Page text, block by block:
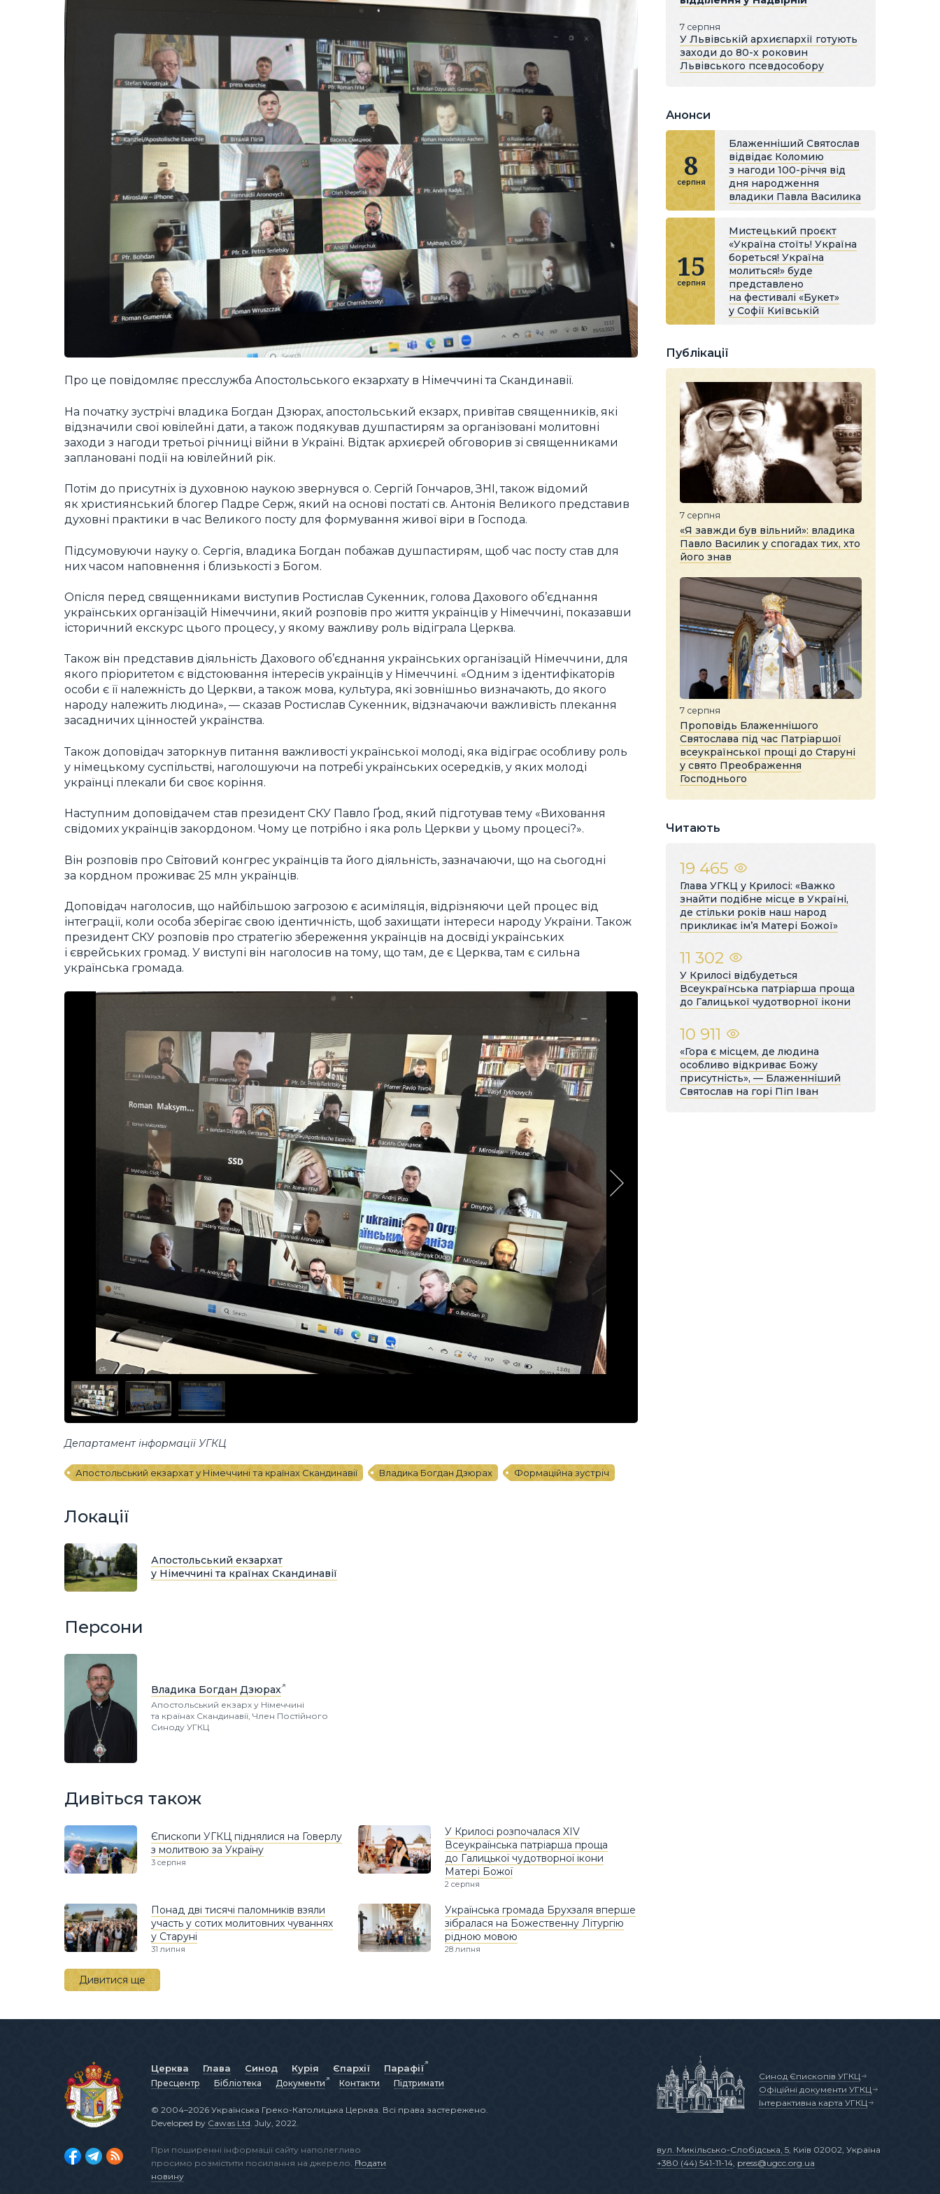
Про це повідомляє пресслужба Апостольського екзархату в Німеччині та Скандинавії.
На початку зустрічі владика Богдан Дзюрах, апостольський екзарх, привітав священників, які
відзначили свої ювілейні дати, а також подякував душпастирям за організовані молитовні
заходи з нагоди третьої річниці війни в Україні. Відтак архиєрей обговорив зі священниками
заплановані події на ювілейний рік.
Потім до присутніх із духовною наукою звернувся о. Сергій Гончаров, ЗНІ, також відомий
як християнський блогер Падре Серж, який на основі постаті св. Антонія Великого представив
духовні практики в час Великого посту для формування живої віри в Господа.
Підсумовуючи науку о. Сергія, владика Богдан побажав душпастирям, щоб час посту став для
них часом наповнення і близькості з Богом.
Опісля перед священниками виступив Ростислав Сукенник, голова Дахового об’єднання
українських організацій Німеччини, який розповів про життя українців у Німеччині, показавши
історичний екскурс цього процесу, у якому важливу роль відіграла Церква.
Також він представив діяльність Дахового об’єднання українських організацій Німеччини, для
якого пріоритетом є відстоювання інтересів українців у Німеччині. «Одним з ідентифікаторів
особи є її належність до Церкви, а також мова, культура, які зовнішньо визначають, до якого
народу належить людина», — сказав Ростислав Сукенник, відзначаючи важливість плекання
засадничих цінностей українства.
Також доповідач заторкнув питання важливості української молоді, яка відіграє особливу роль
у німецькому суспільстві, наголошуючи на потребі українських осередків, у яких молоді
українці плекали би своє коріння.
Наступним доповідачем став президент СКУ Павло Ґрод, який підготував тему «Виховання
свідомих українців закордоном. Чому це потрібно і яка роль Церкви у цьому процесі?».
Він розповів про Світовий конгрес українців та його діяльність, зазначаючи, що на сьогодні
за кордном проживає 25 млн українців.
Доповідач наголосив, що найбільшою загрозою є асиміляція, відрізняючи цей процес від
інтеграції, коли особа зберігає свою ідентичність, щоб захищати інтереси народу України. Також
президент СКУ розповів про стратегію збереження українців на досвіді українських
і єврейських громад. У виступі він наголосив на тому, що там, де є Церква, там є сильна
українська громада.
Департамент інформації УГКЦ
Апостольський екзархат у Німеччині та країнах Скандинавії Владика Богдан Дзюрах Формаційна зустріч
Локації
Апостольський екзархат
у Німеччині та країнах Скандинавії
Персони
Владика Богдан Дзюрах
Апостольський екзарх у Німеччині
та країнах Скандинавії, Член Постійного
Синоду УГКЦ
Дивіться також
Єпископи УГКЦ піднялися на Говерлу
з молитвою за Україну
3 серпня
У Крилосі розпочалася XIV
Всеукраїнська патріарша проща
до Галицької чудотворної ікони
Матері Божої
2 серпня
Понад дві тисячі паломників взяли
участь у сотих молитовних чуваннях
у Старуні
31 липня
Українська громада Брухзаля вперше
зібралася на Божественну Літургію
рідною мовою
28 липня
Дивитися ще
7 серпня
У Львівській архиєпархії готують
заходи до 80-х роковин
Львівського псевдособору
Анонси
8
серпня
Блаженніший Святослав
відвідає Коломию
з нагоди 100-річчя від
дня народження
владики Павла Василика
15
серпня
Мистецький проєкт
«Україна стоїть! Україна
бореться! Україна
молиться!» буде
представлено
на фестивалі «Букет»
у Софії Київській
Публікації
7 серпня
«Я завжди був вільний»: владика
Павло Василик у спогадах тих, хто
його знав
7 серпня
Проповідь Блаженнішого
Святослава під час Патріаршої
всеукраїнської прощі до Старуні
у свято Преображення
Господнього
Читають
19 465
Глава УГКЦ у Крилосі: «Важко
знайти подібне місце в Україні,
де стільки років наш народ
прикликає ім’я Матері Божої»
11 302
У Крилосі відбудеться
Всеукраїнська патріарша проща
до Галицької чудотворної ікони
10 911
«Гора є місцем, де людина
особливо відкриває Божу
присутність», — Блаженніший
Святослав на горі Піп Іван
Церква Глава Синод Курія Єпархії Парафії
Пресцентр Бібліотека Документи Контакти Підтримати
вул. Микільсько-Слобідська, 5 , Київ 02002, Україна
+380 (44) 541-11-14 press@ugcc.org.ua
Синод Єпископів УГКЦ
Офіційні документи УГКЦ
Інтерактивна карта УГКЦ
© 2004–2026 Українська Греко-Католицька Церква. Всі права застережено.
Developed by Cawas Ltd. July, 2022.
При поширенні інформації сайту наполегливо
просимо розмістити посилання на джерело. Подати
новину